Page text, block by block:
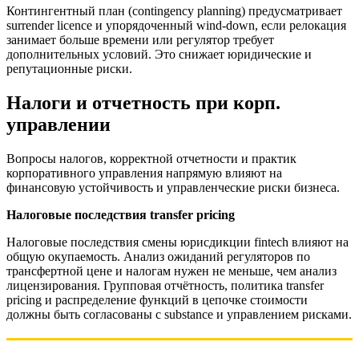
Контингентный план (contingency planning) предусматривает
surrender licence и упорядоченный wind-down, если релокация
занимает больше времени или регулятор требует
дополнительных условий. Это снижает юридические и
репутационные риски.
Налоги и отчетность при корп.
управлении
Вопросы налогов, корректной отчетности и практик
корпоративного управления напрямую влияют на
финансовую устойчивость и управленческие риски бизнеса.
Налоговые последствия transfer pricing
Налоговые последствия смены юрисдикции fintech влияют на
общую окупаемость. Анализ ожиданий регуляторов по
трансфертной цене и налогам нужен не меньше, чем анализ
лицензирования. Групповая отчётность, политика transfer
pricing и распределение функций в цепочке стоимости
должны быть согласованы с substance и управлением рисками.